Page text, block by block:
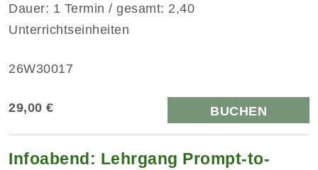
Dauer: 1 Termin / gesamt: 2,40
Unterrichtseinheiten
26W30017
29,00 € BUCHEN
Infoabend: Lehrgang Prompt-to-